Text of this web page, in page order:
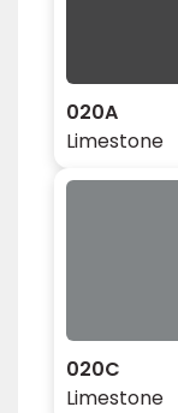
020A
Limestone
020C
Limestone